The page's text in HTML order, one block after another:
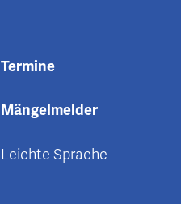
Termine
Mängelmelder
Leichte Sprache